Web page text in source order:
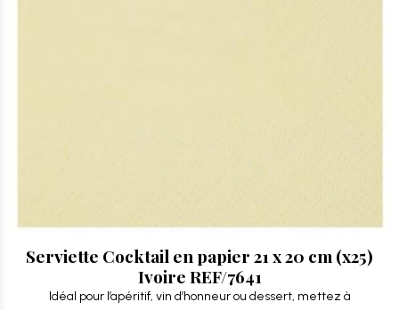
Serviette Cocktail en papier 21 x 20 cm (x25)
Ivoire REF/7641
Idéal pour l’apéritif, vin d’honneur ou dessert, mettez à